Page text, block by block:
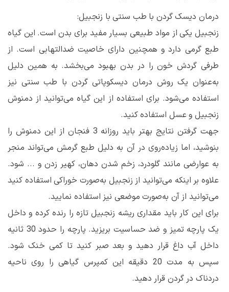
درمان دیسک گردن با طب سنتی با زنجبیل:
زنجبیل یکی از مواد طبیعی بسیار مفید برای بدن است. این گیاه
طبع گرمی دارد و همچنین دارای خاصیت ضدالتهابی است. از
طرفی گردش خون را در بدن بهبود می‌بخشد. به همین دلیل
به‌عنوان یک روش درمان دیسکوپاتی گردن با طب سنتی نیز
استفاده می‌شود. برای استفاده از این گیاه می‌توانید از دمنوش
زنجبیل و عسل استفاده کنید.
جهت گرفتن نتایج بهتر باید روزانه 3 فنجان از این دمنوش را
بنوشید، اما زیاده‌روی در آن به دلیل طبع گرمش می‌تواند منجر
به عوارضی مانند گلودرد، زخم شدن دهان، کهیر زدن و ... شود.
علاوه بر اینکه می‌توانید از زنجبیل به‌صورت خوراکی استفاده کنید
می‌توانید از آن به‌صورت موضعی نیز استفاده نمایید.
برای این کار باید مقداری ریشه زنجبیل تازه را رنده کرده و داخل
یک پارچه تمیز و ضد حساسیت بریزید. پارچه را حدود 30 ثانیه
داخل آب داغ قرار دهید و بعد صبر کنید تا کمی خنک شود.
سپس به مدت 20 دقیقه‌ این کمپرس گیاهی را روی ناحیه
دردناک در گردن قرار دهید.